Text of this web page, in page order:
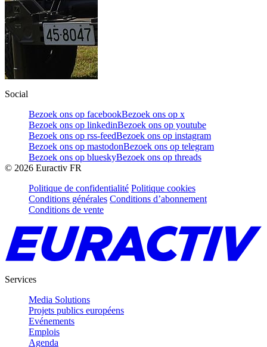
Social
Bezoek ons op facebookBezoek ons op x
Bezoek ons op linkedinBezoek ons op youtube
Bezoek ons op rss-feedBezoek ons op instagram
Bezoek ons op mastodonBezoek ons op telegram
Bezoek ons op blueskyBezoek ons op threads
© 2026 Euractiv FR
Politique de confidentialité Politique cookies
Conditions générales Conditions d’abonnement
Conditions de vente
Services
Media Solutions
Projets publics européens
Evénements
Emplois
Agenda